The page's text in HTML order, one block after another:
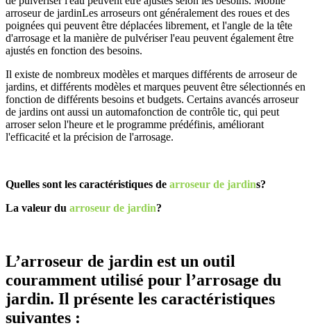
arroseur de jardinLes arroseurs ont généralement des roues et des
poignées qui peuvent être déplacées librement, et l'angle de la tête
d'arrosage et la manière de pulvériser l'eau peuvent également être
ajustés en fonction des besoins.
Il existe de nombreux modèles et marques différents de arroseur de
jardins, et différents modèles et marques peuvent être sélectionnés en
fonction de différents besoins et budgets. Certains avancés arroseur
de jardins ont aussi un automafonction de contrôle tic, qui peut
arroser selon l'heure et le programme prédéfinis, améliorant
l'efficacité et la précision de l'arrosage.
Quelles sont les caractéristiques de arroseur de jardins?
La valeur du arroseur de jardin?
L’arroseur de jardin est un outil
couramment utilisé pour l’arrosage du
jardin. Il présente les caractéristiques
suivantes :